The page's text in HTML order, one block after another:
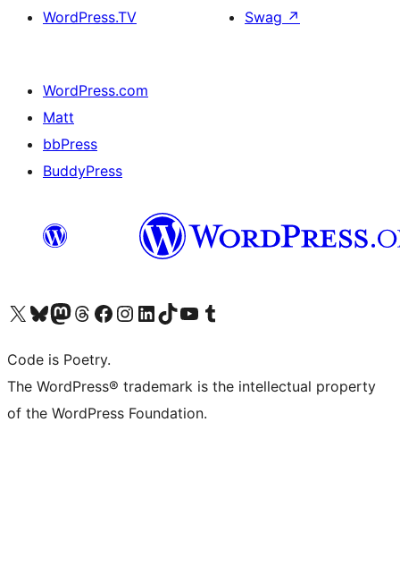
WordPress.TV
Swag ↗
WordPress.com
Matt
bbPress
BuddyPress
Navštivte náš účet na X (dříve Twitter)
Navštivte náš Bluesky účetNavštivte náš účet Mastodon
Navštivte náš Threads účetNavštivte naši stránku na Facebooku
Navštivte náš Instagram účetNavštivte náš LinkedIn účetNavštivte náš TikTok účetNavštivte náš YouTube kanálNavštivte náš Tumblr účet
Code is Poetry.
The WordPress® trademark is the intellectual property
of the WordPress Foundation.